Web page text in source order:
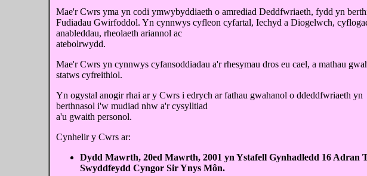
Mae'r Cwrs yma yn codi ymwybyddiaeth o amrediad Deddfwriaeth, fydd yn
Fudiadau Gwirfoddol. Yn cynnwys cyfleon cyfartal, Iechyd a Diogelwch,
anableddau, rheolaeth ariannol ac
atebolrwydd.
Mae'r Cwrs yn cynnwys cyfansoddiadau a'r rhesymau dros eu cael, a mathau
statws cyfreithiol.
Yn ogystal anogir rhai ar y Cwrs i edrych ar fathau gwahanol o ddeddfwriaeth yn
berthnasol i'w mudiad nhw a'r cysylltiad
a'u gwaith personol.
Cynhelir y Cwrs ar:
Dydd Mawrth, 20ed Mawrth, 2001 yn Ystafell Gynhadledd 16 Adran
Swyddfeydd Cyngor Sir Ynys Môn.